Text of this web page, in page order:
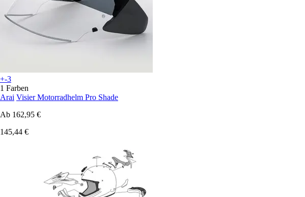
+-3
1 Farben
Arai Visier Motorradhelm Pro Shade
Ab 162,95 €
145,44 €